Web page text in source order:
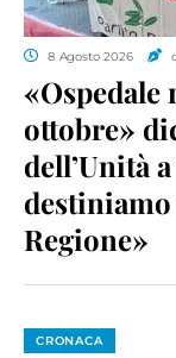
8 Agosto 2026
«Ospedale
ottobre»
dell’Unità
Regione»
CRONACA